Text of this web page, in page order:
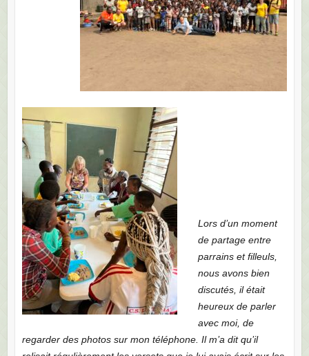
Lors d’un moment
de partage entre
parrains et filleuls,
nous avons bien
discutés, il était
heureux de parler
avec moi, de
regarder des photos sur mon téléphone. Il m’a dit qu’il